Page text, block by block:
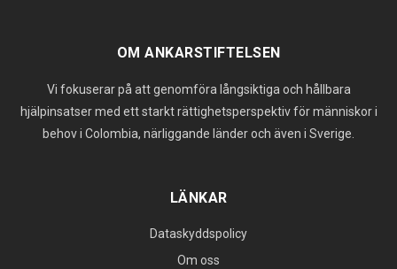
OM ANKARSTIFTELSEN
Vi fokuserar på att genomföra långsiktiga och hållbara
hjälpinsatser med ett starkt rättighetsperspektiv för människor i
behov i Colombia, närliggande länder och även i Sverige.
LÄNKAR
Dataskyddspolicy
Om oss